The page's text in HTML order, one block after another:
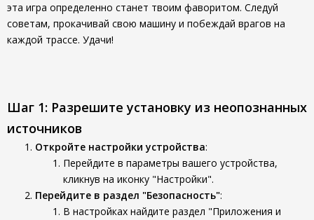
эта игра определенно станет твоим фаворитом. Следуй
советам, прокачивай свою машину и побеждай врагов на
каждой трассе. Удачи!
Шаг 1: Разрешите установку из неопознанных
источников
Откройте настройки устройства:
Перейдите в параметры вашего устройства,
кликнув на иконку "Настройки".
Перейдите в раздел "Безопасность":
В настройках найдите раздел "Приложения и